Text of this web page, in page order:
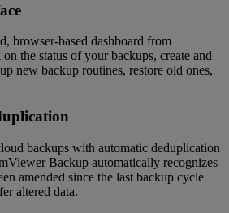
browser-based dashboard from
the status of your backups, create and
new backup routines, restore old ones,
backups with automatic deduplication
Backup automatically recognizes
amended since the last backup cycle
altered data.